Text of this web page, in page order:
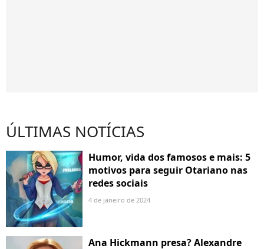
ÚLTIMAS NOTÍCIAS
Humor, vida dos famosos e mais: 5
motivos para seguir Otariano nas
redes sociais
4 de janeiro de 2024
Ana Hickmann presa? Alexandre